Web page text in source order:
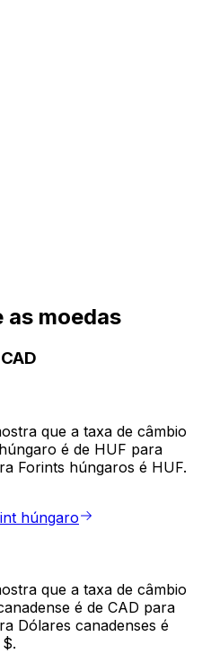
as moedas
que a taxa de câmbio
é de HUF para
Forints húngaros é HUF.
húngaro
que a taxa de câmbio
é de CAD para
Dólares canadenses é